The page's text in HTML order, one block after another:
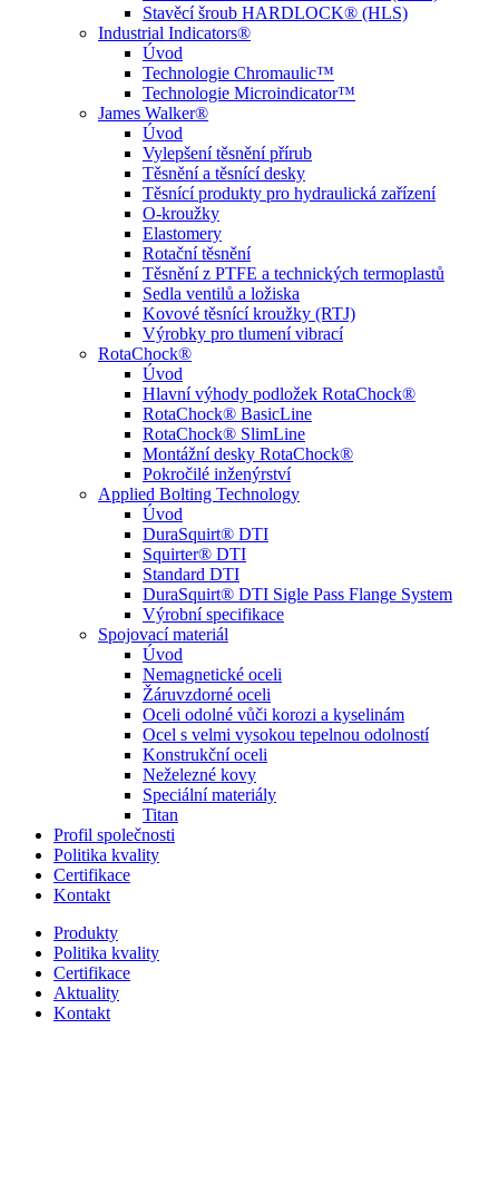
Stavěcí šroub HARDLOCK® (HLS)
Industrial Indicators®
Úvod
Technologie Chromaulic™
Technologie Microindicator™
James Walker®
Úvod
Vylepšení těsnění přírub
Těsnění a těsnící desky
Těsnící produkty pro hydraulická zařízení
O-kroužky
Elastomery
Rotační těsnění
Těsnění z PTFE a technických termoplastů
Sedla ventilů a ložiska
Kovové těsnící kroužky (RTJ)
Výrobky pro tlumení vibrací
RotaChock®
Úvod
Hlavní výhody podložek RotaChock®
RotaChock® BasicLine
RotaChock® SlimLine
Montážní desky RotaChock®
Pokročilé inženýrství
Applied Bolting Technology
Úvod
DuraSquirt® DTI
Squirter® DTI
Standard DTI
DuraSquirt® DTI Sigle Pass Flange System
Výrobní specifikace
Spojovací materiál
Úvod
Nemagnetické oceli
Žáruvzdorné oceli
Oceli odolné vůči korozi a kyselinám
Ocel s velmi vysokou tepelnou odolností
Konstrukční oceli
Neželezné kovy
Speciální materiály
Titan
Profil společnosti
Politika kvality
Certifikace
Kontakt
Produkty
Politika kvality
Certifikace
Aktuality
Kontakt